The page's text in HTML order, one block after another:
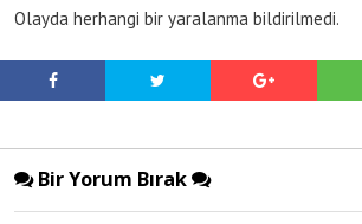
Olayda herhangi bir yaralanma bildirilmedi.
Bir Yorum Bırak